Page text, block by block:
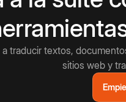
a traducir textos,
sitios web y